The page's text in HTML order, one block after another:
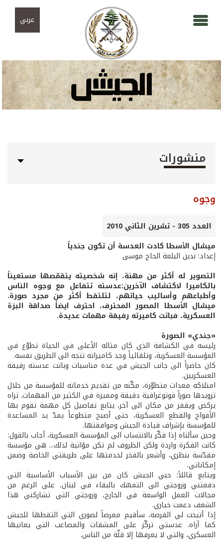
عربي
منشورات
وجوه
العدد 305 - تشرين الثاني 2010
ميشال الأسطا كادت العدسة أن تكون جندياً
إعداد: ندين البلعة الحاج موسى
التصوير له أكثر من مهنة، إنه شخصيته يتقمّصها مستعيناً
بالكاميرا لاكتشاف الآخرين:عدسته تتفاعل مع وجوه الناس
وأطباعهم وأساليب حياتهم، لتلتقط أكثر من مجرد صورة.
ميشال الأسطا المصور المحترف، احترف ايضاً صداقة البزة
العسكرية، فباتت كاميرته رفيقة مهمات عديدة.
«جندي» الصورة
رئيسه في الكشافة الذي كان مثاله الأعلى في الحياة تطوّع في
المؤسسة العسكرية، وتلقائياً وجد كاميراته تتجه الى الطريق نفسه.
كان حاضراً الى جانب الجيش في عدة مناسبات وباتت عدسته رفيقة
العسكريين.
امتلاكه معدات متطوّرة، مكّنه من تقديم خدماته للمؤسسة من خلال
تزويدها صوراً فوتوغرافية دقيقة ومميزة في الكثير من المهمات. تراه
يركض ويقفز من مكان الى آخر، يتابع تفاصيل كل مهمة تقوم بها
الأفواج والقطع العسكرية، حتى أصبح متطوعاً يمدّ يد المساعدة
للمؤسسة بإشراف قيادة الجيش وموافقتها.
وحين سألناه إذا فكّر بالانتساب الى المؤسسة العسكرية، أجاب بالقول:
كانت الفكرة واردة ولكن الظروف لم تكن مؤاتية لذلك... هي مؤسسة
مقدّسة بنظري، وأشعر بالفخر لخدمتها على طريقتي الخاصة وضمن
إمكاناتي.
ويتابع قائلاً: حبي الجيش كان من بين الأسباب الأساسية التي
دفعتني وزوجتي الى التمسّك بالبقاء في لبنان، على الرغم من
مجالات العمل الواسعة في الخارج، وزوجتي التي تشاركني هذا
الشغف دعمت خياري.
إذا أتيحت لي الفرصة، سأقيم معرضاً لصوري التي التقطها للجيش
كما أراه. عدستي تركّز على المشقات والمصاعب التي يعانيها
العسكري، والتي لا يعرفها إلا قلّة من الناس.